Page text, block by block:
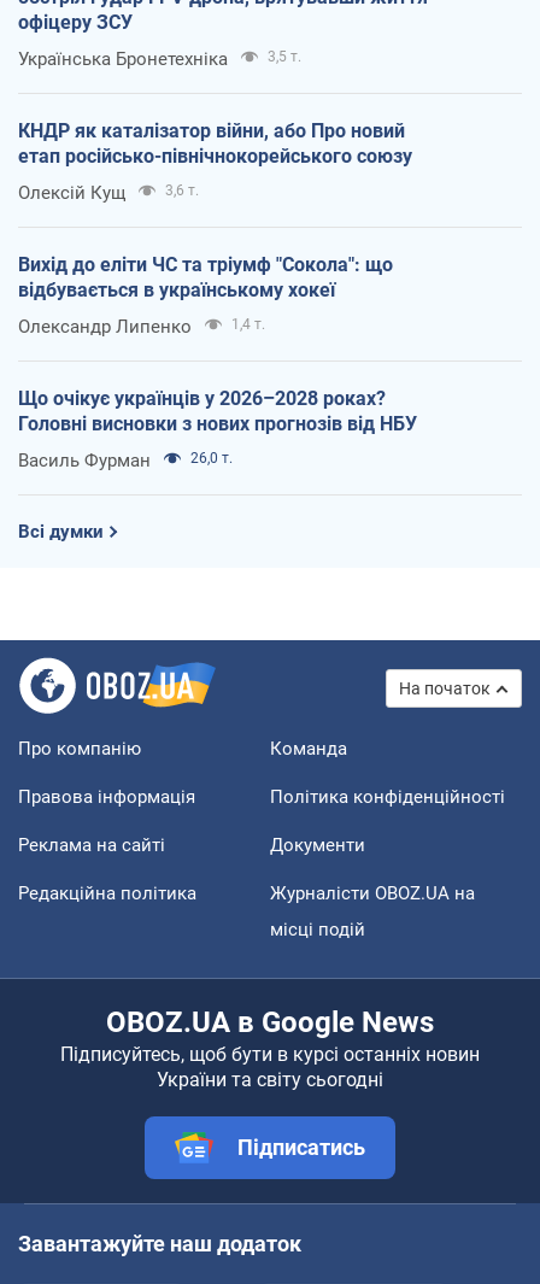
офіцеру ЗСУ
Українська Бронетехніка 3,5 т.
КНДР як каталізатор війни, або Про новий
етап російсько-північнокорейського союзу
Олексій Кущ 3,6 т.
Вихід до еліти ЧС та тріумф "Сокола": що
відбувається в українському хокеї
Олександр Липенко 1,4 т.
Що очікує українців у 2026–2028 роках?
Головні висновки з нових прогнозів від НБУ
Василь Фурман 26,0 т.
Всі думки
На початок
Про компанію Команда
Правова інформація Політика конфіденційності
Реклама на сайті Документи
Редакційна політика
Журналісти OBOZ.UA на
місці подій
OBOZ.UA в Google News
Підписуйтесь, щоб бути в курсі останніх новин
України та світу сьогодні
Підписатись
Завантажуйте наш додаток